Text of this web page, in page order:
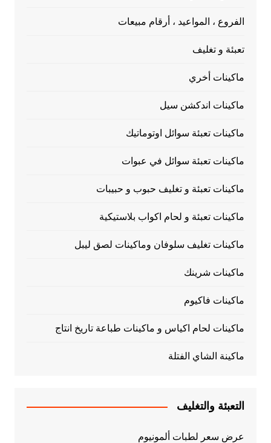
الفروع ، المواعيد ، أرقام مبيعات
تعبئة و تغليف
ماكينات أخري
ماكينات اندكشن سيل
ماكينات تعبئة سوائل اوتوماتيك
ماكينات تعبئة سوائل في عبوات
ماكينات تعبئة و تغليف حبوب و حبيبات
ماكينات تعبئة و لحام اكواب بلاستيكية
ماكينات تغليف سلوفان وماكينات لصق ليبل
ماكينات شرينك
ماكينات فاكيوم
ماكينات لحام اكياس و ماكينات طباعة تاريخ انتاج
ماكينة الشاي الفتلة
التعبئة والتغليف
عرض سعر لطبات ألمونيوم